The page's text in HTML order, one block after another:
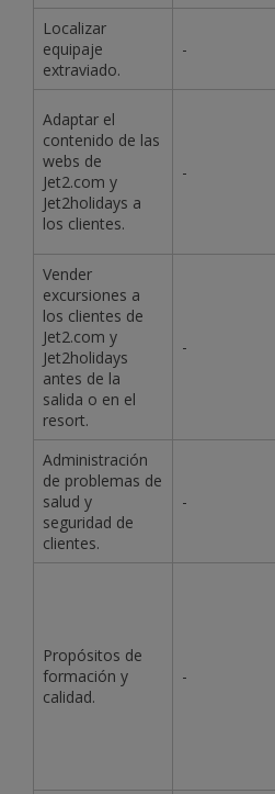
Localizar
equipaje
extraviado.
-
Adaptar el
contenido de las
webs de
Jet2.com y
Jet2holidays a
los clientes.
-
Vender
excursiones a
los clientes de
Jet2.com y
Jet2holidays
antes de la
salida o en el
resort.
-
Administración
de problemas de
salud y
seguridad de
clientes.
-
Propósitos de
formación y
calidad.
-